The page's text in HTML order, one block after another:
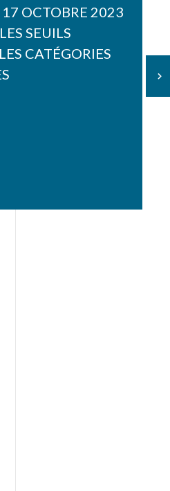
OCTOBRE 2023
SEUILS
CATÉGORIES